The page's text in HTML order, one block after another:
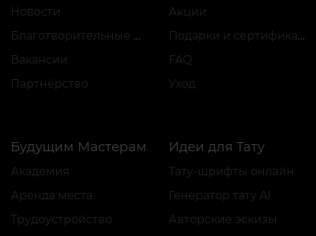
Новости
Благотворительные проекты
Вакансии
Партнёрство
Акции
Подарки и сертификаты
FAQ
Уход
Будущим Мастерам
Академия
Аренда места
Трудоустройство
Идеи для Тату
Тату-шрифты онлайн
Генератор тату AI
Авторские эскизы